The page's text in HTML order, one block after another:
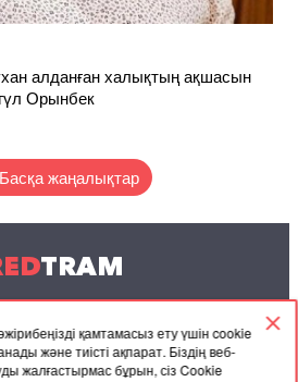
қамтамасыз ету үшін cookie
және тиісті ақпарат. Біздің веб-
жалғастырмас бұрын, сіз Cookie
алданған халықтың ақшасын
Орынбек
Басқа жаңалықтар
TRAM
2026 Redtram, Ltd.
Мұрағат Байланысу